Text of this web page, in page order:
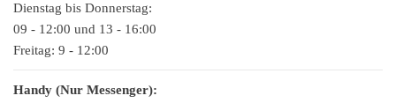
Dienstag bis Donnerstag:
09 - 12:00 und 13 - 16:00
Freitag: 9 - 12:00
Handy (Nur Messenger):